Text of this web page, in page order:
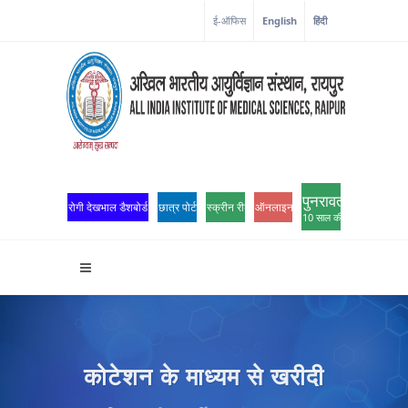
ई-ऑफिस English हिंदी
रोगी देखभाल डैशबोर्ड छात्र पोर्टल स्क्रीन रीडर एक्सेसऑनलाइन ओपीडी पंजीकरण
पुनरावर्तन
10 साल की उत्कृष्टता
कोटेशन के माध्यम से खरीदी